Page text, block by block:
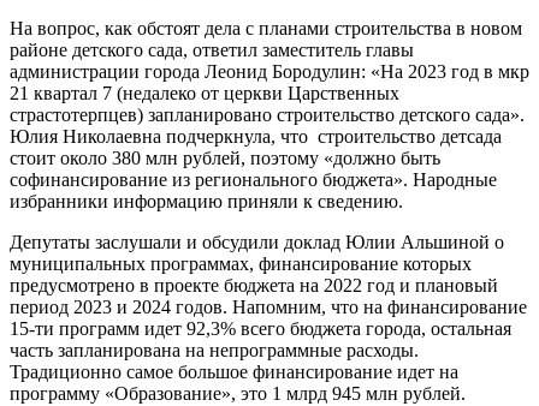
На вопрос, как обстоят дела с планами строительства в новом
районе детского сада, ответил заместитель главы
администрации города Леонид Бородулин: «На 2023 год в мкр
21 квартал 7 (недалеко от церкви Царственных
страстотерпцев) запланировано строительство детского сада».
Юлия Николаевна подчеркнула, что строительство детсада
стоит около 380 млн рублей, поэтому «должно быть
софинансирование из регионального бюджета». Народные
избранники информацию приняли к сведению.
Депутаты заслушали и обсудили доклад Юлии Альшиной о
муниципальных программах, финансирование которых
предусмотрено в проекте бюджета на 2022 год и плановый
период 2023 и 2024 годов. Напомним, что на финансирование
15-ти программ идет 92,3% всего бюджета города, остальная
часть запланирована на непрограммные расходы.
Традиционно самое большое финансирование идет на
программу «Образование», это 1 млрд 945 млн рублей.